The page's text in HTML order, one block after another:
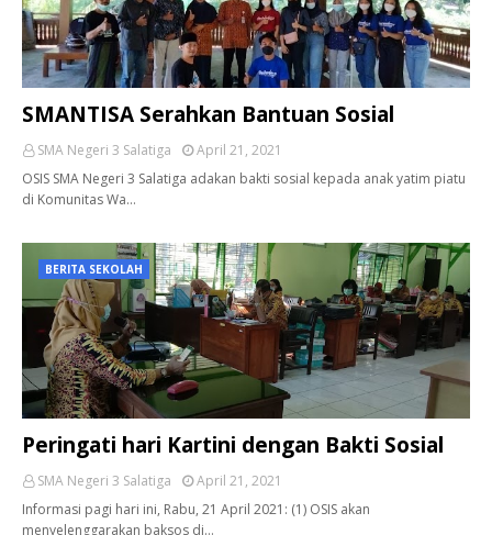
SMANTISA Serahkan Bantuan Sosial
SMA Negeri 3 Salatiga
April 21, 2021
OSIS SMA Negeri 3 Salatiga adakan bakti sosial kepada anak yatim piatu
di Komunitas Wa…
BERITA SEKOLAH
Peringati hari Kartini dengan Bakti Sosial
SMA Negeri 3 Salatiga
April 21, 2021
Informasi pagi hari ini, Rabu, 21 April 2021: (1) OSIS akan
menyelenggarakan baksos di…